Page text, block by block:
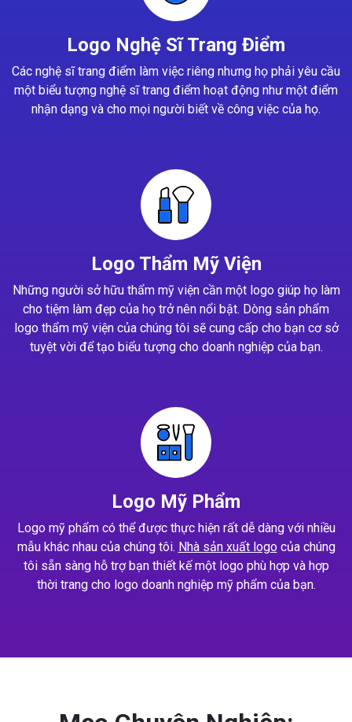
Logo Nghệ Sĩ Trang Điểm
Các nghệ sĩ trang điểm làm việc riêng nhưng họ phải yêu cầu
một biểu tượng nghệ sĩ trang điểm hoạt động như một điểm
nhận dạng và cho mọi người biết về công việc của họ.
Logo Thẩm Mỹ Viện
Những người sở hữu thẩm mỹ viện cần một logo giúp họ làm
cho tiệm làm đẹp của họ trở nên nổi bật. Dòng sản phẩm
logo thẩm mỹ viện của chúng tôi sẽ cung cấp cho bạn cơ sở
tuyệt vời để tạo biểu tượng cho doanh nghiệp của bạn.
Logo Mỹ Phẩm
Logo mỹ phẩm có thể được thực hiện rất dễ dàng với nhiều
mẫu khác nhau của chúng tôi. Nhà sản xuất logocủa chúng
tôi sẵn sàng hỗ trợ bạn thiết kế một logo phù hợp và hợp
thời trang cho logo doanh nghiệp mỹ phẩm của bạn.